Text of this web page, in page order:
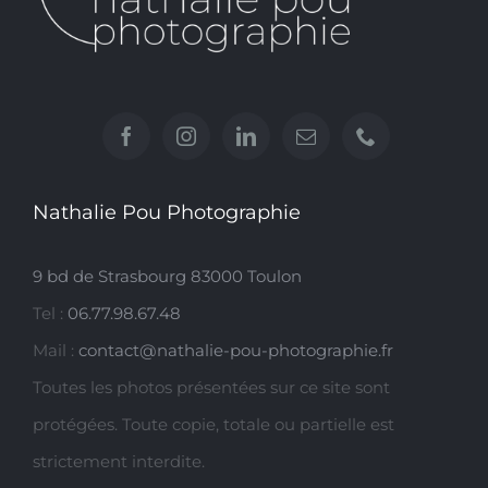
Nathalie Pou Photographie
9 bd de Strasbourg 83000 Toulon
Tel : 06.77.98.67.48
Mail : contact@nathalie-pou-photographie.fr
Toutes les photos présentées sur ce site sont
protégées. Toute copie, totale ou partielle est
strictement interdite.